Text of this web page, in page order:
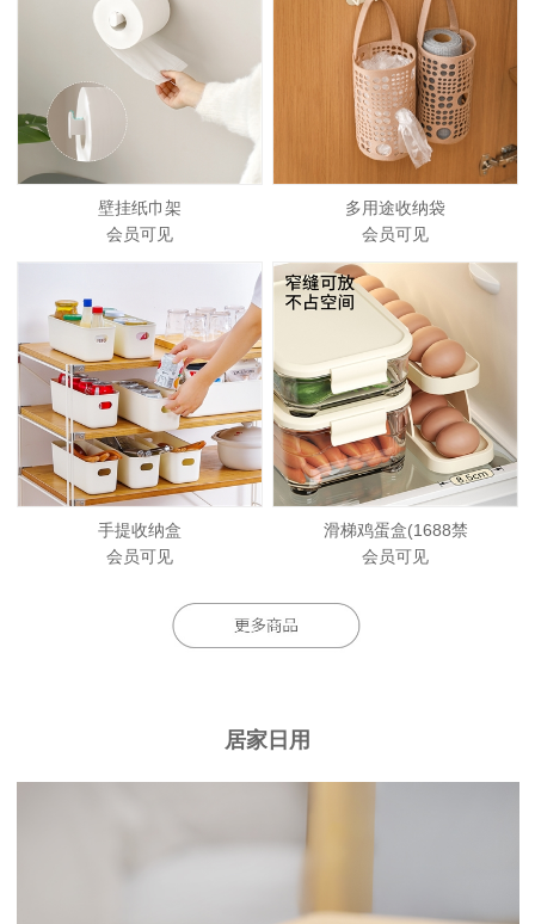
壁挂纸巾架
会员可见
多用途收纳袋
会员可见
手提收纳盒
会员可见
滑梯鸡蛋盒(1688禁
会员可见
居家日用